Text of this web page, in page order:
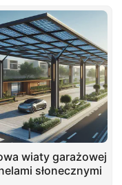
wiaty garażowej
słonecznymi